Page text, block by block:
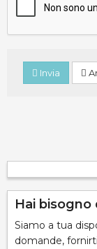
Invia
Hai bisogno
Siamo a tua
domande,